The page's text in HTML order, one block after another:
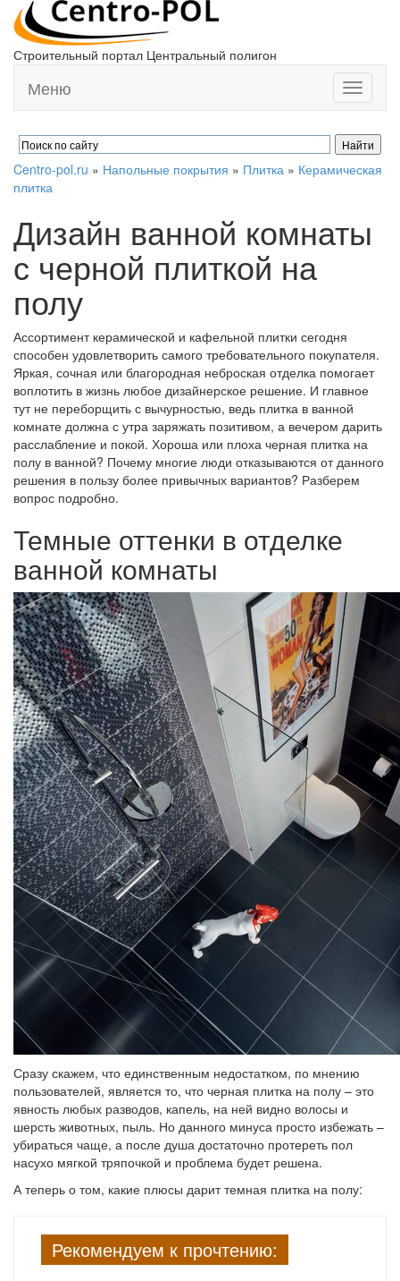
Строительный портал Центральный полигон
Toggle
Меню
Centro-pol.ru » Напольные покрытия » Плитка » Керамическая
плитка
Дизайн ванной комнаты
с черной плиткой на
полу
Ассортимент керамической и кафельной плитки сегодня
способен удовлетворить самого требовательного покупателя.
Яркая, сочная или благородная неброская отделка помогает
воплотить в жизнь любое дизайнерское решение. И главное
тут не переборщить с вычурностью, ведь плитка в ванной
комнате должна с утра заряжать позитивом, а вечером дарить
расслабление и покой. Хороша или плоха черная плитка на
полу в ванной? Почему многие люди отказываются от данного
решения в пользу более привычных вариантов? Разберем
вопрос подробно.
Темные оттенки в отделке
ванной комнаты
Сразу скажем, что единственным недостатком, по мнению
пользователей, является то, что черная плитка на полу – это
явность любых разводов, капель, на ней видно волосы и
шерсть животных, пыль. Но данного минуса просто избежать –
убираться чаще, а после душа достаточно протереть пол
насухо мягкой тряпочкой и проблема будет решена.
А теперь о том, какие плюсы дарит темная плитка на полу:
Рекомендуем к прочтению: